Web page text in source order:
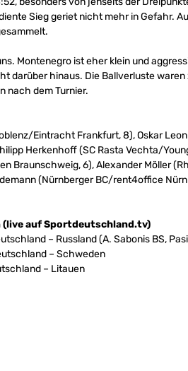
Sieg geriet nicht mehr in Gefahr.
Montenegro ist eher klein und
darüber hinaus. Die Ballverluste
nach dem Turnier.
Eintracht Frankfurt, 8), Oskar
Herkenhoff (SC Rasta Vechta/
Braunschweig, 6), Alexander Möller
(Nürnberger BC/rent4office
auf Sportdeutschland.tv)
– Russland (A. Sabonis BS,
– Schweden
– Litauen